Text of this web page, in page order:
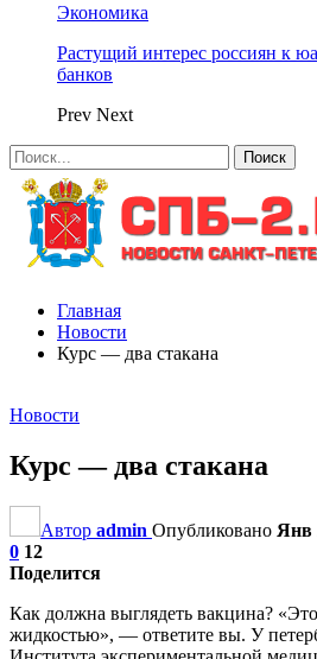
Экономика
Растущий интерес россиян к
банков
Prev Next
Главная
Новости
Курс — два стакана
Новости
Курс — два стакана
Автор admin Опубликовано Янв
0 12
Поделится
Как должна выглядеть вакцина?
жидкостью», — ответите вы. У